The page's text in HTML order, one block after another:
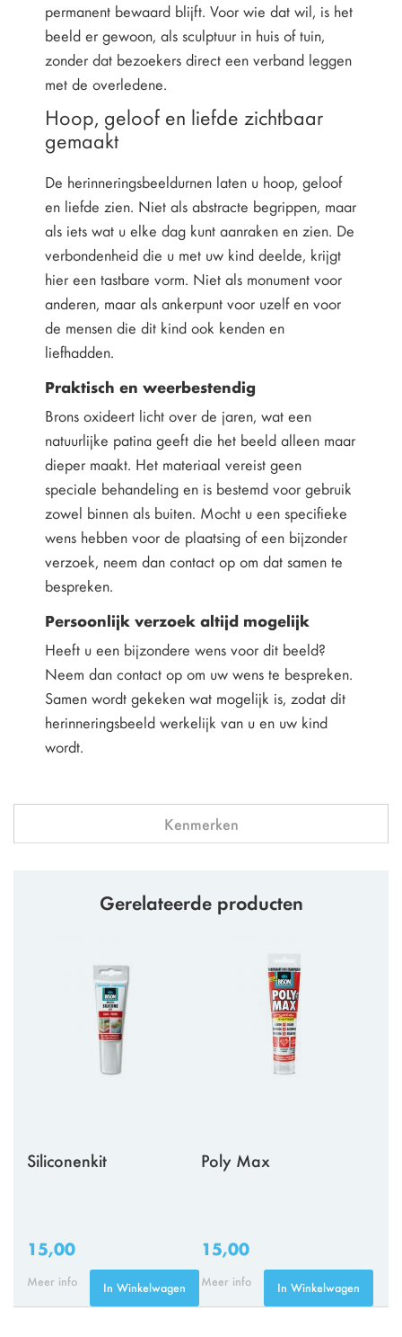
permanent bewaard blijft. Voor wie dat wil, is het
beeld er gewoon, als sculptuur in huis of tuin,
zonder dat bezoekers direct een verband leggen
met de overledene.
Hoop, geloof en liefde zichtbaar
gemaakt
De herinneringsbeeldurnen laten u hoop, geloof
en liefde zien. Niet als abstracte begrippen, maar
als iets wat u elke dag kunt aanraken en zien. De
verbondenheid die u met uw kind deelde, krijgt
hier een tastbare vorm. Niet als monument voor
anderen, maar als ankerpunt voor uzelf en voor
de mensen die dit kind ook kenden en
liefhadden.
Praktisch en weerbestendig
Brons oxideert licht over de jaren, wat een
natuurlijke patina geeft die het beeld alleen maar
dieper maakt. Het materiaal vereist geen
speciale behandeling en is bestemd voor gebruik
zowel binnen als buiten. Mocht u een specifieke
wens hebben voor de plaatsing of een bijzonder
verzoek, neem dan contact op om dat samen te
bespreken.
Persoonlijk verzoek altijd mogelijk
Heeft u een bijzondere wens voor dit beeld?
Neem dan contact op om uw wens te bespreken.
Samen wordt gekeken wat mogelijk is, zodat dit
herinneringsbeeld werkelijk van u en uw kind
wordt.
Kenmerken
Gerelateerde producten
Siliconenkit
15,00
Meer info In Winkelwagen
Poly Max
15,00
Meer info In Winkelwagen